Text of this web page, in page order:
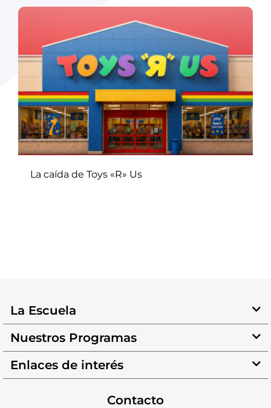
La caída de Toys «R» Us
La Escuela
Nuestros Programas
Enlaces de interés
Contacto